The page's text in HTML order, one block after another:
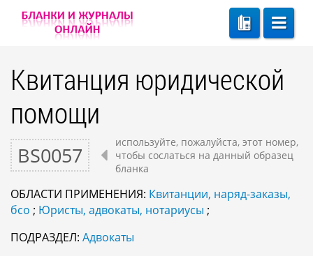
Квитанция юридической
помощи
BS0057
используйте, пожалуйста, этот номер,
чтобы сослаться на данный образец
бланка
ОБЛАСТИ ПРИМЕНЕНИЯ: Квитанции, наряд-заказы,
бсо ; Юристы, адвокаты, нотариусы ;
ПОДРАЗДЕЛ: Адвокаты